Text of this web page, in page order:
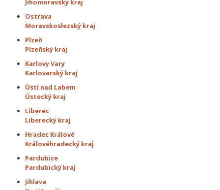
Jihomoravský kraj
Ostrava
Moravskoslezský kraj
Plzeň
Plzeňský kraj
Karlovy Vary
Karlovarský kraj
Ústí nad Labem
Ústecký kraj
Liberec
Liberecký kraj
Hradec Králové
Královéhradecký kraj
Pardubice
Pardubický kraj
Jihlava